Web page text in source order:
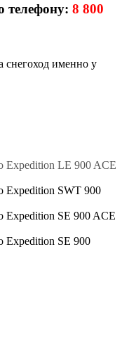
телефону: 8 800
снегоход именно у
Expedition LE 900 ACE
Expedition SWT 900
Expedition SE 900 ACE
Expedition SE 900